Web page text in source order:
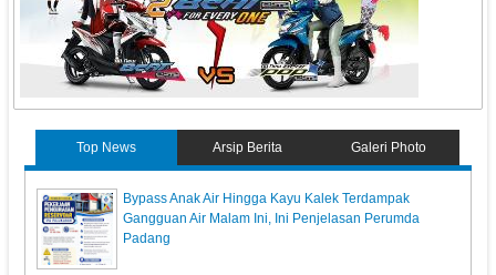
Top News Arsip Berita Galeri Photo
Bypass Anak Air Hingga Kayu Kalek Terdampak
Gangguan Air Malam Ini, Ini Penjelasan Perumda
Padang